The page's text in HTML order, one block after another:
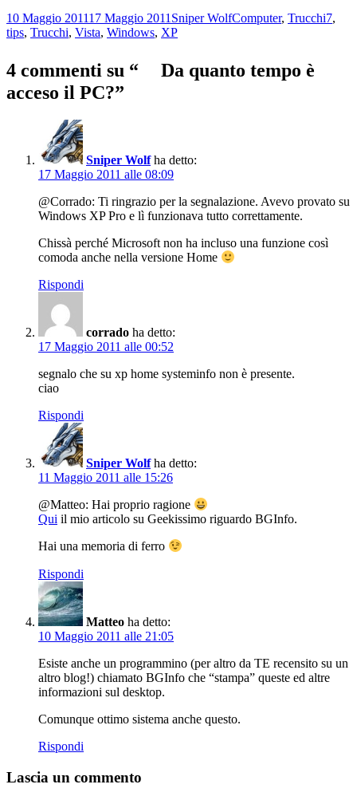
Scritto
il
10 Maggio 201117 Maggio 2011 Autore
Sniper WolfCategorie
Computer, TrucchiTag
7,
tips, Trucchi, Vista, Windows, XP
4 commenti su “ Da quanto tempo è
acceso il PC?”
Sniper Wolf ha detto:
17 Maggio 2011 alle 08:09
@Corrado: Ti ringrazio per la segnalazione. Avevo provato su
Windows XP Pro e lì funzionava tutto correttamente.
Chissà perché Microsoft non ha incluso una funzione così
comoda anche nella versione Home
Rispondi
corrado ha detto:
17 Maggio 2011 alle 00:52
segnalo che su xp home systeminfo non è presente.
ciao
Rispondi
Sniper Wolf ha detto:
11 Maggio 2011 alle 15:26
@Matteo: Hai proprio ragione
Qui il mio articolo su Geekissimo riguardo BGInfo.
Hai una memoria di ferro
Rispondi
Matteo ha detto:
10 Maggio 2011 alle 21:05
Esiste anche un programmino (per altro da TE recensito su un
altro blog!) chiamato BGInfo che “stampa” queste ed altre
informazioni sul desktop.
Comunque ottimo sistema anche questo.
Rispondi
Lascia un commento